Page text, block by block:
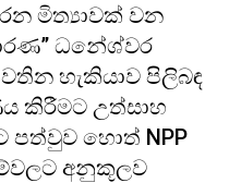
මිත්‍යාවක් වන
ධනේශ්වර
හැකියාව පිලිබඳ
කිරීමට උත්සාහ
පත්වුව හොත් NPP
අනුකූලව